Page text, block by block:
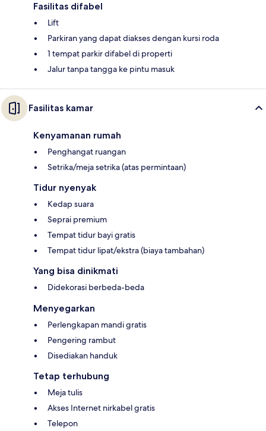
Fasilitas difabel
Lift
Parkiran yang dapat diakses dengan kursi roda
1 tempat parkir difabel di properti
Jalur tanpa tangga ke pintu masuk
Fasilitas kamar
Kenyamanan rumah
Penghangat ruangan
Setrika/meja setrika (atas permintaan)
Tidur nyenyak
Kedap suara
Seprai premium
Tempat tidur bayi gratis
Tempat tidur lipat/ekstra (biaya tambahan)
Yang bisa dinikmati
Didekorasi berbeda-beda
Menyegarkan
Perlengkapan mandi gratis
Pengering rambut
Disediakan handuk
Tetap terhubung
Meja tulis
Akses Internet nirkabel gratis
Telepon